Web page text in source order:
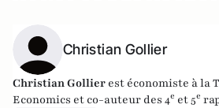
Christian Gollier
Christian Gollier est économiste à la
Economics et co-auteur des 4e et 5e